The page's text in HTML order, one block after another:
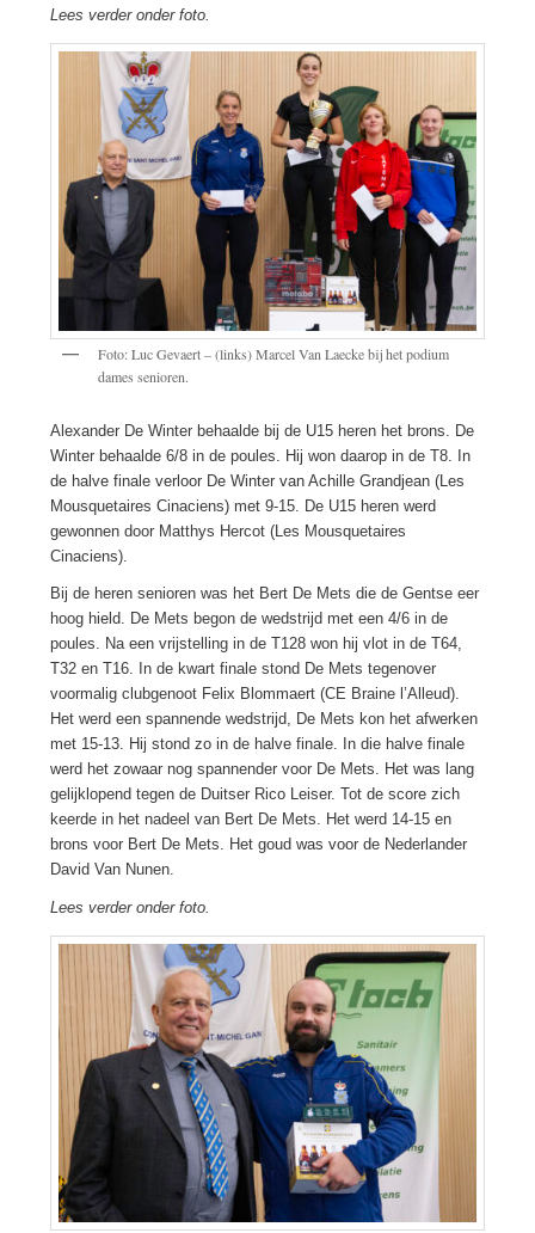
Lees verder onder foto.
Foto: Luc Gevaert – (links) Marcel Van Laecke bij het podium
dames senioren.
Alexander De Winter behaalde bij de U15 heren het brons. De
Winter behaalde 6/8 in de poules. Hij won daarop in de T8. In
de halve finale verloor De Winter van Achille Grandjean (Les
Mousquetaires Cinaciens) met 9-15. De U15 heren werd
gewonnen door Matthys Hercot (Les Mousquetaires
Cinaciens).
Bij de heren senioren was het Bert De Mets die de Gentse eer
hoog hield. De Mets begon de wedstrijd met een 4/6 in de
poules. Na een vrijstelling in de T128 won hij vlot in de T64,
T32 en T16. In de kwart finale stond De Mets tegenover
voormalig clubgenoot Felix Blommaert (CE Braine l’Alleud).
Het werd een spannende wedstrijd, De Mets kon het afwerken
met 15-13. Hij stond zo in de halve finale. In die halve finale
werd het zowaar nog spannender voor De Mets. Het was lang
gelijklopend tegen de Duitser Rico Leiser. Tot de score zich
keerde in het nadeel van Bert De Mets. Het werd 14-15 en
brons voor Bert De Mets. Het goud was voor de Nederlander
David Van Nunen.
Lees verder onder foto.